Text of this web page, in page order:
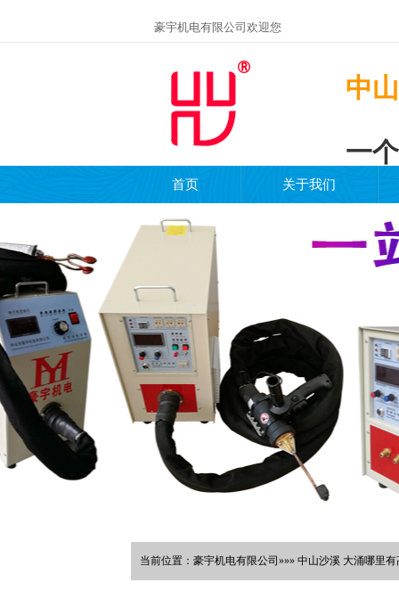
豪宇机电有限公司欢迎您
中
一
首页 关于我们
当前位置：豪宇机电有限公司»»» 中山沙溪 大涌哪里